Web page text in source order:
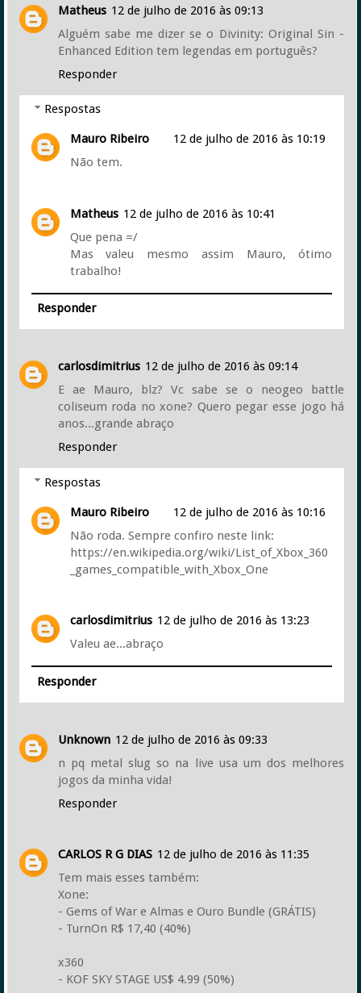
Matheus 12 de julho de 2016 às 09:13
Alguém sabe me dizer se o Divinity: Original Sin -
Enhanced Edition tem legendas em português?
Responder
Respostas
Mauro Ribeiro
12 de julho de 2016 às 10:19
Não tem.
Matheus 12 de julho de 2016 às 10:41
Que pena =/
Mas valeu mesmo assim Mauro, ótimo
trabalho!
Responder
carlosdimitrius 12 de julho de 2016 às 09:14
E ae Mauro, blz? Vc sabe se o neogeo battle
coliseum roda no xone? Quero pegar esse jogo há
anos...grande abraço
Responder
Respostas
Mauro Ribeiro
12 de julho de 2016 às 10:16
Não roda. Sempre confiro neste link:
https://en.wikipedia.org/wiki/List_of_Xbox_360
_games_compatible_with_Xbox_One
carlosdimitrius 12 de julho de 2016 às 13:23
Valeu ae...abraço
Responder
Unknown 12 de julho de 2016 às 09:33
n pq metal slug so na live usa um dos melhores
jogos da minha vida!
Responder
CARLOS R G DIAS 12 de julho de 2016 às 11:35
Tem mais esses também:
Xone:
- Gems of War e Almas e Ouro Bundle (GRÁTIS)
- TurnOn R$ 17,40 (40%)
x360
- KOF SKY STAGE US$ 4.99 (50%)